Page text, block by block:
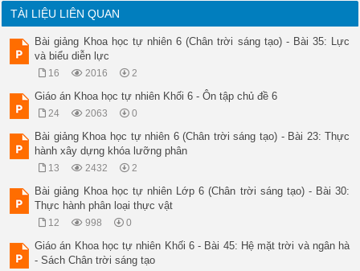
TÀI LIỆU LIÊN QUAN
Bài giảng Khoa học tự nhiên 6 (Chân trời sáng tạo) - Bài 35: Lực
và biểu diễn lực
16 2016 2
Giáo án Khoa học tự nhiên Khối 6 - Ôn tập chủ đề 6
24 2063 0
Bài giảng Khoa học tự nhiên 6 (Chân trời sáng tạo) - Bài 23: Thực
hành xây dựng khóa lưỡng phân
13 2432 2
Bài giảng Khoa học tự nhiên Lớp 6 (Chân trời sáng tạo) - Bài 30:
Thực hành phân loại thực vật
12 998 0
Giáo án Khoa học tự nhiên Khối 6 - Bài 45: Hệ mặt trời và ngân hà
- Sách Chân trời sáng tạo